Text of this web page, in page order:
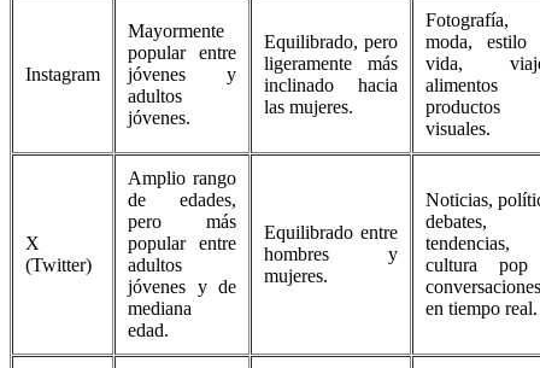
Instagram
Mayormente
popular entre
jóvenes y
adultos
jóvenes.
Equilibrado, pero
ligeramente más
inclinado hacia
las mujeres.
Fotografía,
moda, estilo
vida,
productos
visuales.
X
(Twitter)
Amplio rango
de edades,
pero más
popular entre
adultos
jóvenes y de
mediana
edad.
Equilibrado entre
hombres y
mujeres.
Noticias,
debates,
tendencias,
cultura
conversaciones
en tiempo real.